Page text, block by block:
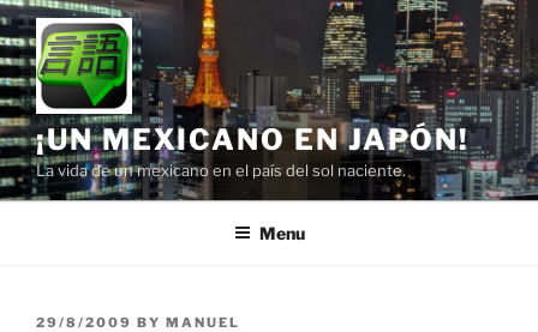
Skip
to
content
¡UN MEXICANO EN JAPÓN!
La vida de un mexicano en el país del sol naciente.
Menu
POSTED
29/8/2009 BY MANUEL